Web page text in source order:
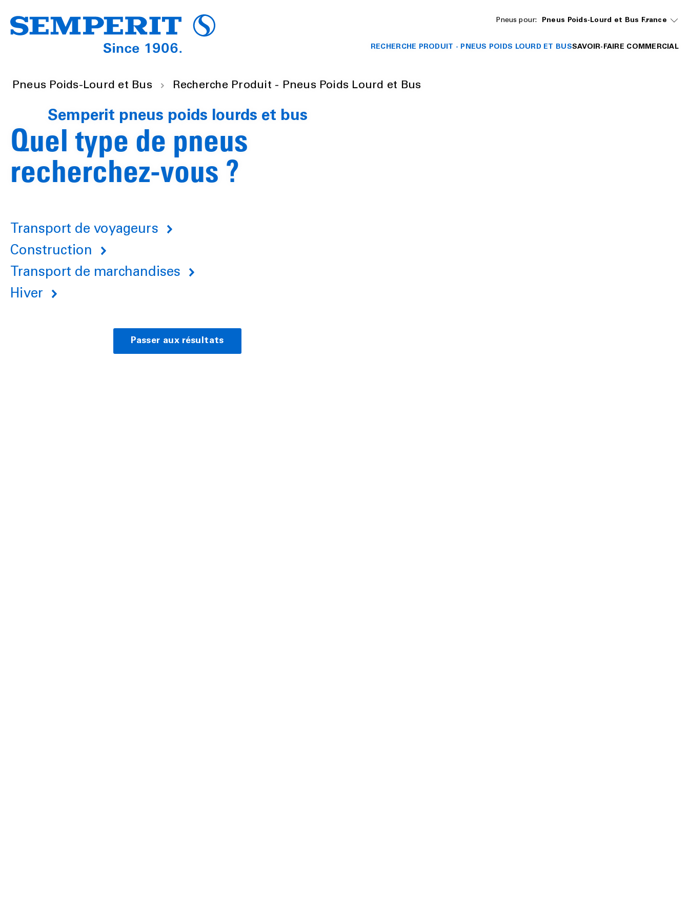
Pneus pour: Pneus Poids-Lourd et Bus France
RECHERCHE PRODUIT - PNEUS POIDS LOURD ET BUSSAVOIR-FAIRE COMMERCIAL
Pneus Poids-Lourd et Bus Recherche Produit - Pneus Poids Lourd et Bus
Semperit pneus poids lourds et bus
Quel type de pneus
recherchez-vous ?
Transport de voyageurs
Construction
Transport de marchandises
Hiver
Passer aux résultats